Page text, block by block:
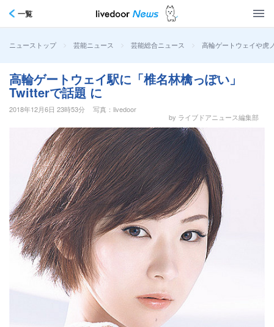
一覧
ニューストップ > 芸能ニュース > 芸能総合ニュース > 高輪ゲートウェイや虎
高輪ゲートウェイ駅に「椎名林檎っぽい」
Twitterで話題 に
2018年12月6日 23時53分
写真：livedoor
by ライブドアニュース編集部